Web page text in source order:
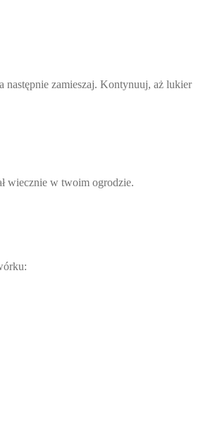
następnie zamieszaj. Kontynuuj, aż lukier
wiecznie w twoim ogrodzie.